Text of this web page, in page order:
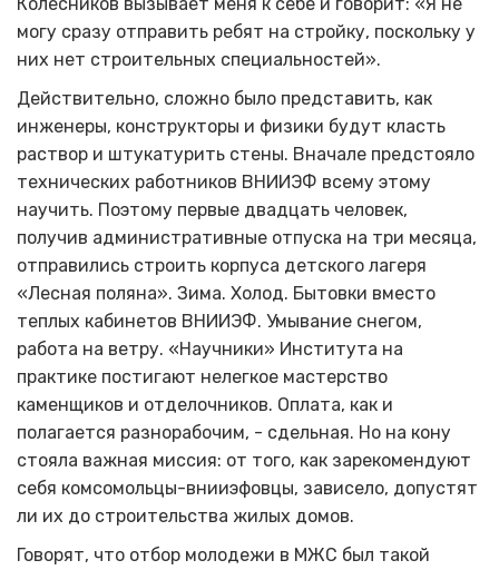
могу сразу отправить ребят на стройку, поскольку у
них нет строительных специальностей».
Действительно, сложно было представить, как
инженеры, конструкторы и физики будут класть
раствор и штукатурить стены. Вначале предстояло
технических работников ВНИИЭФ всему этому
научить. Поэтому первые двадцать человек,
получив административные отпуска на три месяца,
отправились строить корпуса детского лагеря
«Лесная поляна». Зима. Холод. Бытовки вместо
теплых кабинетов ВНИИЭФ. Умывание снегом,
работа на ветру. «Научники» Института на
практике постигают нелегкое мастерство
каменщиков и отделочников. Оплата, как и
полагается разнорабочим, - сдельная. Но на кону
стояла важная миссия: от того, как зарекомендуют
себя комсомольцы-внииэфовцы, зависело, допустят
ли их до строительства жилых домов.
Говорят, что отбор молодежи в МЖС был такой